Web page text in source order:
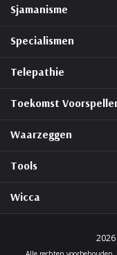
Sjamanisme
Specialismen
Telepathie
Toekomst
Waarzeggen
Tools
Wicca